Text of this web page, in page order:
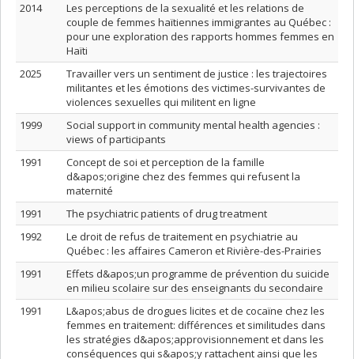
2014
Les perceptions de la sexualité et les relations de
couple de femmes haïtiennes immigrantes au Québec :
pour une exploration des rapports hommes femmes en
Haïti
2025
Travailler vers un sentiment de justice : les trajectoires
militantes et les émotions des victimes-survivantes de
violences sexuelles qui militent en ligne
1999
Social support in community mental health agencies :
views of participants
1991
Concept de soi et perception de la famille
d&apos;origine chez des femmes qui refusent la
maternité
1991
The psychiatric patients of drug treatment
1992
Le droit de refus de traitement en psychiatrie au
Québec : les affaires Cameron et Rivière-des-Prairies
1991
Effets d&apos;un programme de prévention du suicide
en milieu scolaire sur des enseignants du secondaire
1991
L&apos;abus de drogues licites et de cocaïne chez les
femmes en traitement: différences et similitudes dans
les stratégies d&apos;approvisionnement et dans les
conséquences qui s&apos;y rattachent ainsi que les